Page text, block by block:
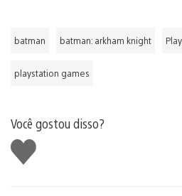
batman batman: arkham knight
playstation games
Você gostou disso?
Curtir